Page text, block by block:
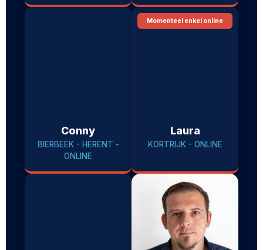
Conny
BIERBEEK - HERENT -
ONLINE
Momenteel enkel online
Laura
KORTRIJK - ONLINE